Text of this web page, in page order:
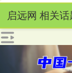
启远网 相关话